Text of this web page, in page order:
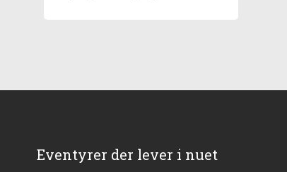
Eventyrer der lever i nuet